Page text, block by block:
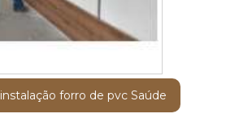
forro de pvc Saúde